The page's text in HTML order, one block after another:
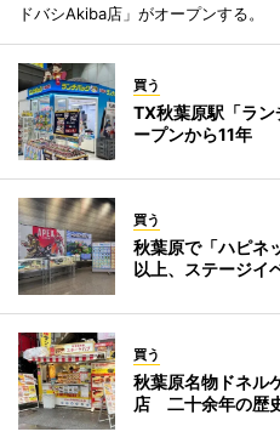
ドバシAkiba店」がオープンする。
買う
TX秋葉原駅「ラ
ープンから11年
買う
秋葉原で「ハピ
以上、ステージイ
買う
秋葉原名物ドネル
店 二十余年の歴